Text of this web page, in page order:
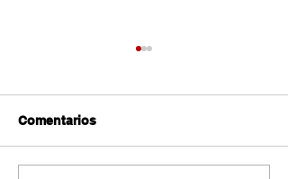
Comentarios